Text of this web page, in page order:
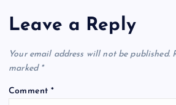
a
v
i
Leave a Reply
Your email address will not be published.
marked *
Comment*